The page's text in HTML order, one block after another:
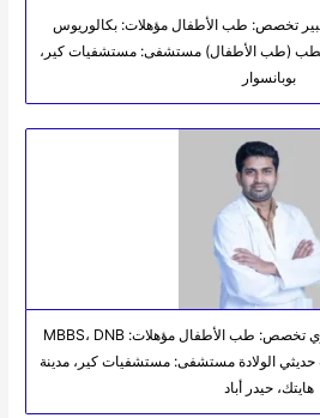
كبير تخصص: طب الأطفال مؤهلات: بكالوريوس
الطب (طب الأطفال) مستشفى: مستشفيات كير،
بوبانسوار
دكتور مكارثي ابهيناف استشاري تخصص: طب الأطفال مؤهلات: MBBS، DNB
الولادة مستشفى: مستشفيات كير، مدينة
هايتك، حيدر أباد